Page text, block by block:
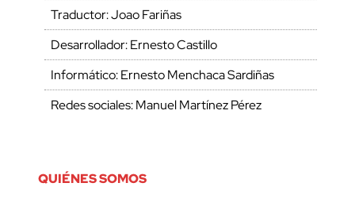
Traductor: Joao Fariñas
Desarrollador: Ernesto Castillo
Informático: Ernesto Menchaca Sardiñas
Redes sociales: Manuel Martínez Pérez
QUIÉNES SOMOS